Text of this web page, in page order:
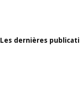
Les dernières